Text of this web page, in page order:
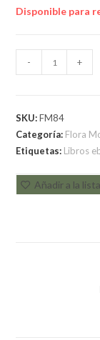
Disponible para
- +
SKU:FM84
Categoría: Flora
Etiquetas: Libros
Añadir a la